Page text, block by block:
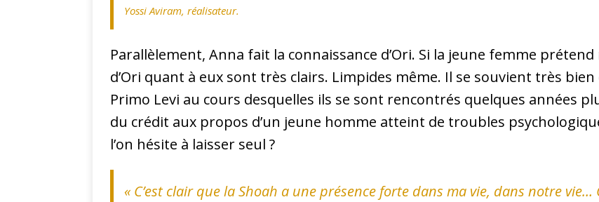
Yossi Aviram, réalisateur.
Parallèlement, Anna fait la connaissance d’Ori. Si la jeune femme
d’Ori quant à eux sont très clairs. Limpides même. Il se souvient très
Primo Levi au cours desquelles ils se sont rencontrés quelques années
du crédit aux propos d’un jeune homme atteint de troubles
l’on hésite à laisser seul ?
« C’est clair que la Shoah a une présence forte dans ma vie, dans notre